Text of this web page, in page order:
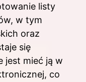
listy
w tym
oraz
się
jest mieć ją w
co